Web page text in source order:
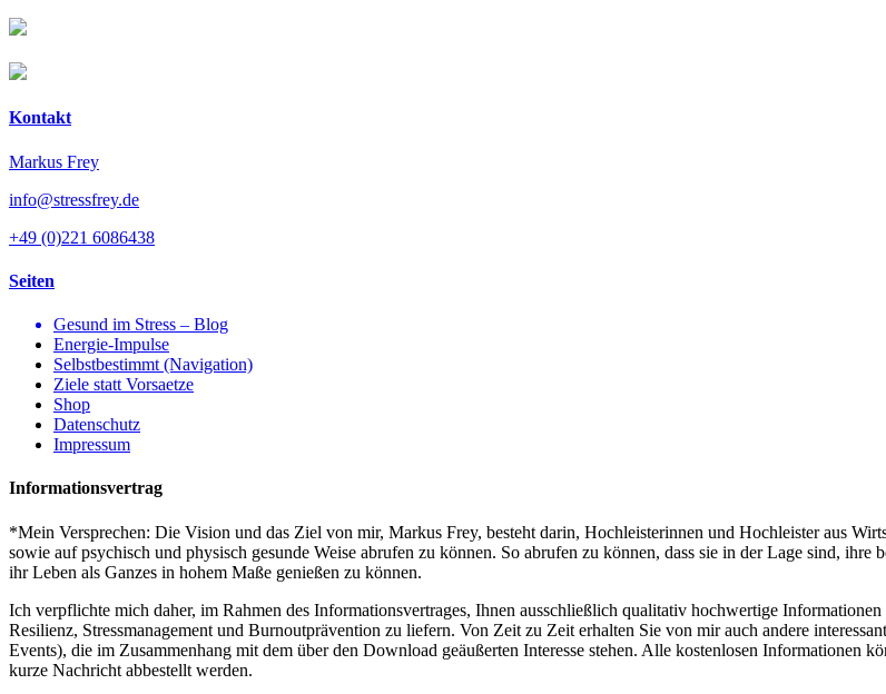
Kontakt
Markus Frey
info@stressfrey.de
+49 (0)221 6086438
Seiten
Gesund im Stress – Blog
Energie-Impulse
Selbstbestimmt (Navigation)
Ziele statt Vorsaetze
Shop
Datenschutz
Impressum
Informationsvertrag
*Mein Versprechen: Die Vision und das Ziel von mir, Markus Frey, besteht darin, Hochleisterinnen und Hochleister aus
sowie auf psychisch und physisch gesunde Weise abrufen zu können. So abrufen zu können, dass sie in der Lage sind,
ihr Leben als Ganzes in hohem Maße genießen zu können.
Ich verpflichte mich daher, im Rahmen des Informationsvertrages, Ihnen ausschließlich qualitativ hochwertige
Resilienz, Stressmanagement und Burnoutprävention zu liefern. Von Zeit zu Zeit erhalten Sie von mir auch andere
Events), die im Zusammenhang mit dem über den Download geäußerten Interesse stehen. Alle kostenlosen Informationen
kurze Nachricht abbestellt werden.